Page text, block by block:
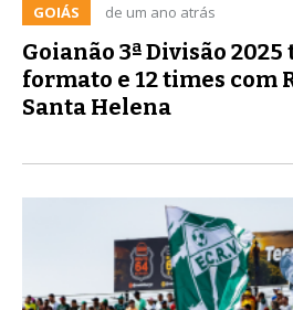
GOIÁS de um ano atrás
Goianão 3ª Divisão 2025
formato e 12 times com
Santa Helena